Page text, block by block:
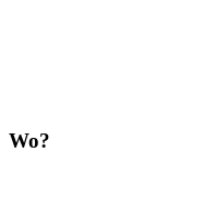
Wo?